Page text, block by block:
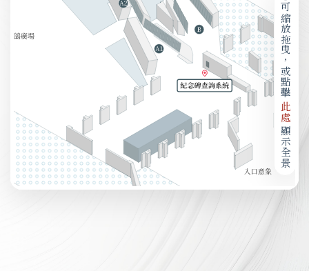
可縮放拖曳，或點擊
此處
顯示全景